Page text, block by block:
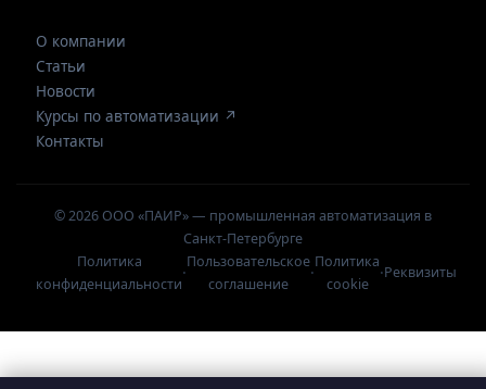
О компании
Статьи
Новости
Курсы по автоматизации ↗
Контакты
© 2026 ООО «ПАИР» — промышленная автоматизация в
Санкт-Петербурге
Политика
конфиденциальности
·
Пользовательское
соглашение
·
Политика
cookie
·Реквизиты